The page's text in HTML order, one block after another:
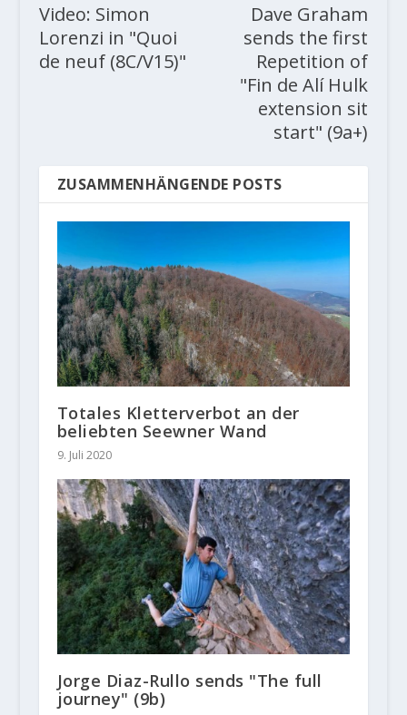
Video: Simon
Lorenzi in "Quoi
de neuf (8C/V15)"
Dave Graham
sends the first
Repetition of
"Fin de Alí Hulk
extension sit
start" (9a+)
ZUSAMMENHÄNGENDE POSTS
Totales Kletterverbot an der
beliebten Seewner Wand
9. Juli 2020
Jorge Diaz-Rullo sends "The full
journey" (9b)